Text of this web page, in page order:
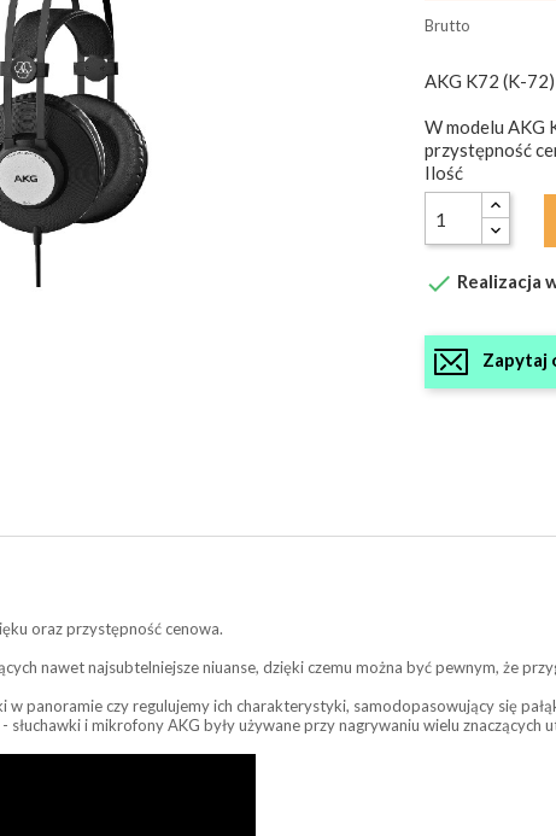
Brutto
AKG K72 (K-
W modelu AKG
przystępność
Ilość
 Realizacja
Zapytaj
oraz przystępność cenowa.
nawet najsubtelniejsze niuanse, dzięki czemu można być pewnym, że
w panoramie czy regulujemy ich charakterystyki, samodopasowujący się
słuchawki i mikrofony AKG były używane przy nagrywaniu wielu